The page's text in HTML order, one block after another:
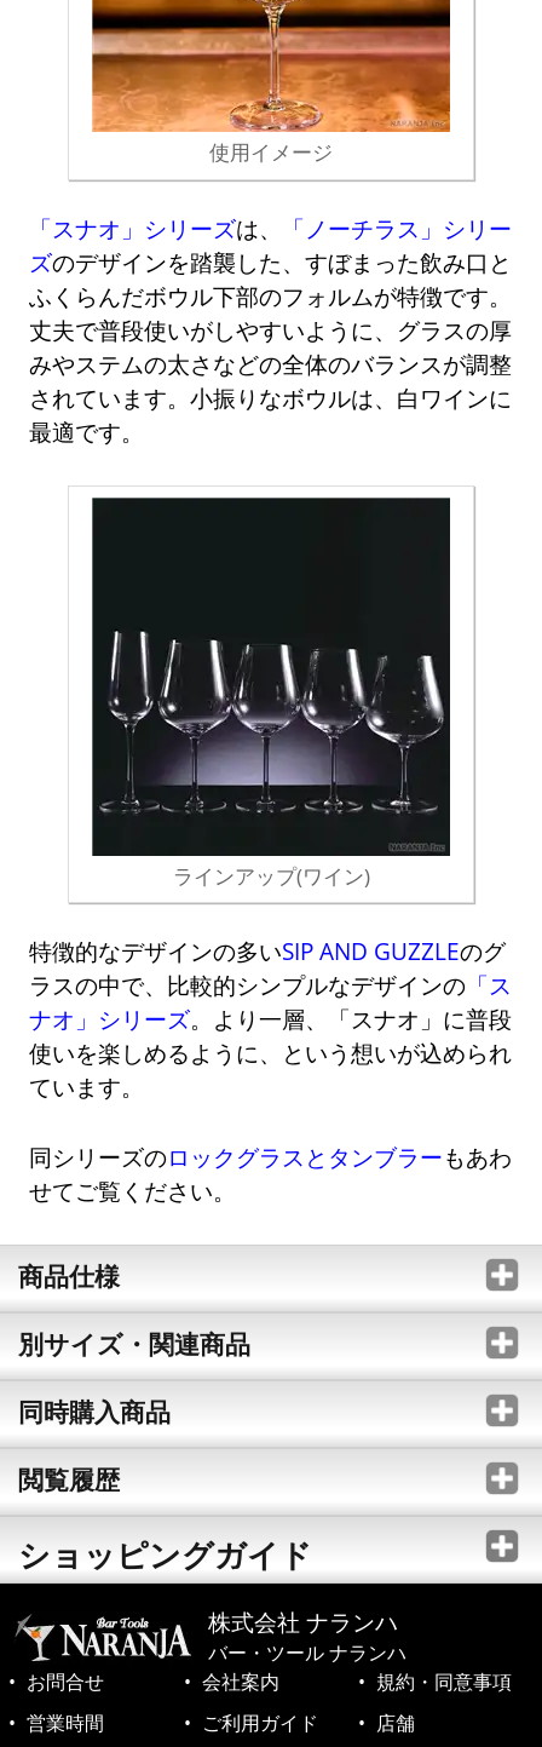
使用イメージ
「スナオ」シリーズは、
「ノーチラス」シリー
ズのデザインを踏襲した、すぼまった飲み口と
ふくらんだボウル下部のフォルムが特徴です。
丈夫で普段使いがしやすいように、グラスの厚
みやステムの太さなどの全体のバランスが調整
されています。小振りなボウルは、白ワインに
最適です。
ラインアップ(ワイン)
特徴的なデザインの多いSIP AND GUZZLEのグ
ラスの中で、比較的シンプルなデザインの 「ス
ナオ」シリーズ。より一層、「スナオ」に普段
使いを楽しめるように、という想いが込められ
ています。
同シリーズのロックグラスとタンブラーもあわ
せてご覧ください。
商品仕様
別サイズ・関連商品
同時購入商品
閲覧履歴
ショッピングガイド
株式会社 ナランハ
バー・ツール ナランハ
お問合せ
会社案内
規約・同意事項
営業時間
ご利用ガイド 店舗